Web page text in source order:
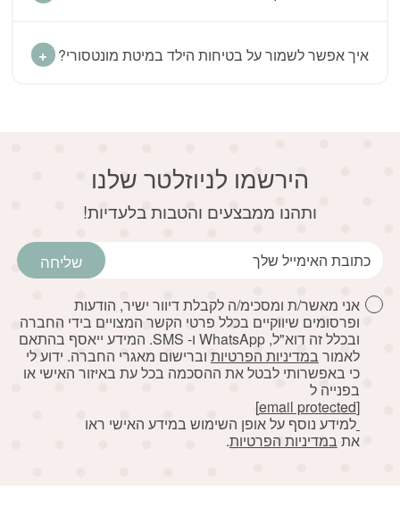
איך אפשר לשמור על בטיחות הילד במיטת מונטסורי?
הירשמו לניוזלטר שלנו
ותהנו ממבצעים והטבות בלעדיות!
דוא׳׳ל
שליחה
אני מאשר/ת ומסכימ/ה לקבלת דיוור ישיר, הודעות
ופרסומים שיווקיים בכלל פרטי הקשר המצויים בידי החברה
ובכלל זה דוא"ל, WhatsApp ו- SMS. המידע ייאסף בהתאם
לאמור במדיניות הפרטיות וברישום מאגרי החברה. ידוע לי
כי באפשרותי לבטל את ההסכמה בכל עת באיזור האישי או
בפנייה ל
[email protected]
למידע נוסף על אופן השימוש במידע האישי ראו
את במדיניות הפרטיות.